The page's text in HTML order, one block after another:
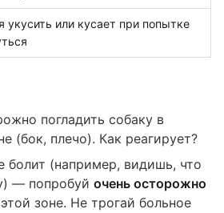
укусить или кусает при попытке
погладить собаку в
(бок, плечо). Как реагирует?
болит (например, видишь, что
— попробуй очень осторожно
зоне. Не трогай больное